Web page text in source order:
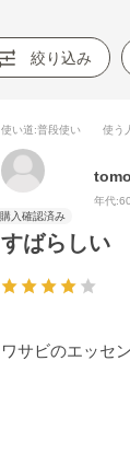
絞り込み
すばらしい
使い道:普段使い 使う
tomo
年代:
ワサビのエッセ